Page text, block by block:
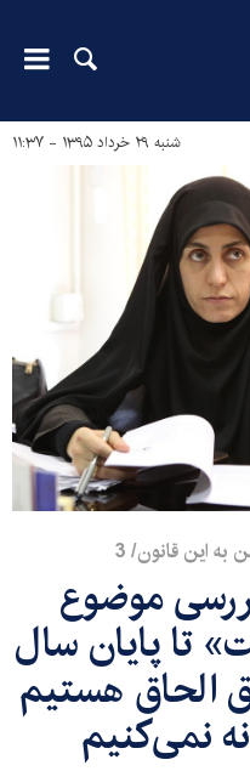
شنبه ۲۹ خرداد ۱۳۹۵ - ۱۱:۳۷
به این قانون/ 3
موضوع
تا پایان سال
الحاق هستیم
نمی‌کنیم